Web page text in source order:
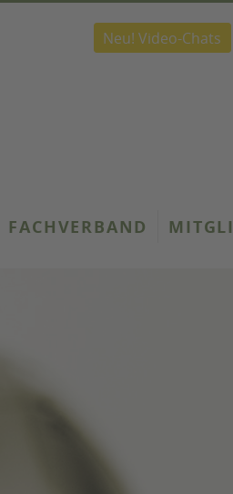
Neu! Video-Chats
FACHVERBAND